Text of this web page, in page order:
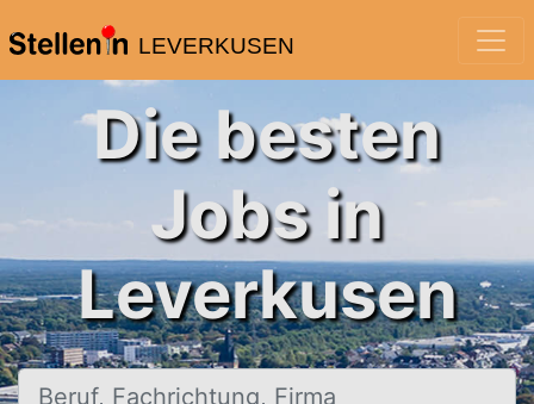
LEVERKUSEN
Die besten
Jobs in
Leverkusen
Beruf, Fachrichtung, Firma